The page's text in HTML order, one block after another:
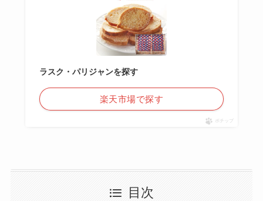
ラスク・パリジャンを探す
楽天市場で探す
ポチップ
目次